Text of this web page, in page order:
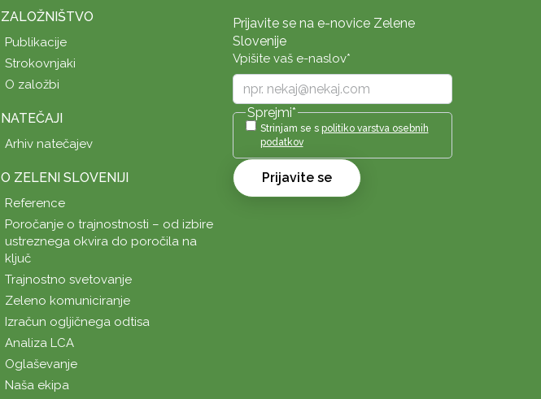
ZALOŽNIŠTVO
Publikacije
Strokovnjaki
O založbi
NATEČAJI
Arhiv natečajev
O ZELENI SLOVENIJI
Reference
Poročanje o trajnostnosti – od izbire
ustreznega okvira do poročila na
ključ
Trajnostno svetovanje
Zeleno komuniciranje
Izračun ogljičnega odtisa
Analiza LCA
Oglaševanje
Naša ekipa
Prijavite se na e-novice Zelene
Slovenije
Vpišite vaš e-naslov*
Sprejmi*
Strinjam se s politiko varstva osebnih
podatkov
Prijavite se